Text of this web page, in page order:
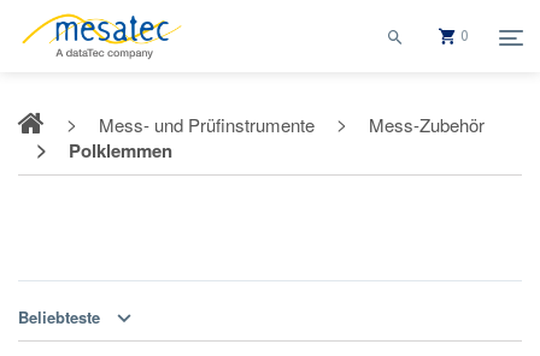
0
Mess- und Prüfinstrumente Mess-Zubehör
Polklemmen
Beliebteste